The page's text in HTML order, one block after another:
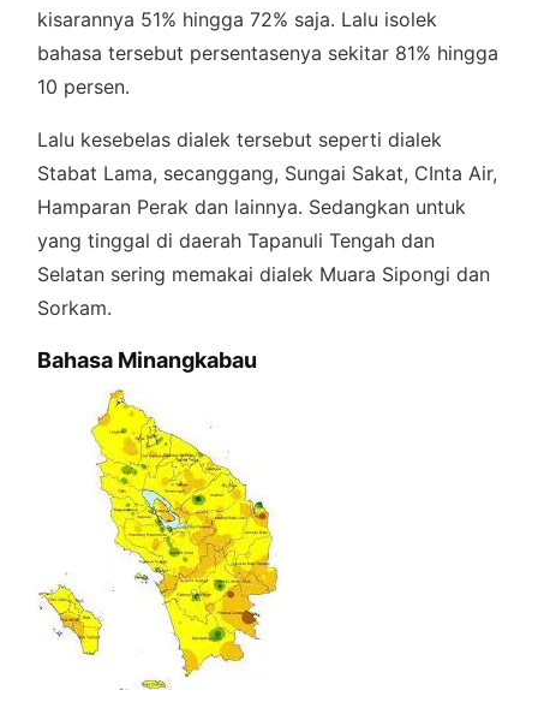
kisarannya 51% hingga 72% saja. Lalu isolek
bahasa tersebut persentasenya sekitar 81% hingga
10 persen.
Lalu kesebelas dialek tersebut seperti dialek
Stabat Lama, secanggang, Sungai Sakat, CInta Air,
Hamparan Perak dan lainnya. Sedangkan untuk
yang tinggal di daerah Tapanuli Tengah dan
Selatan sering memakai dialek Muara Sipongi dan
Sorkam.
Bahasa Minangkabau